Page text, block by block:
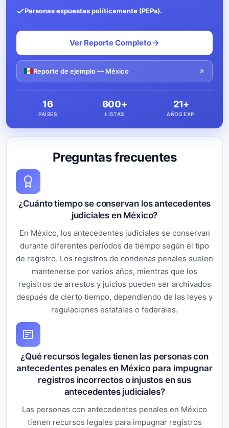
Preguntas frecuentes
¿Cuánto tiempo se conservan los antecedentes
judiciales en México?
En México, los antecedentes judiciales se conservan
durante diferentes períodos de tiempo según el tipo
de registro. Los registros de condenas penales suelen
mantenerse por varios años, mientras que los
registros de arrestos y juicios pueden ser archivados
después de cierto tiempo, dependiendo de las leyes y
regulaciones estatales o federales.
¿Qué recursos legales tienen las personas con
antecedentes penales en México para impugnar
registros incorrectos o injustos en sus
antecedentes judiciales?
Las personas con antecedentes penales en México
tienen recursos legales para impugnar registros
Personas expuestas políticamente (PEPs).
Ver Reporte Completo
Reporte de ejemplo — México
16
PAÍSES
600+
LISTAS
21+
AÑOS EXP.